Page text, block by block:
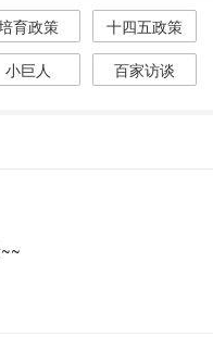
育政策
十四五政策
小巨人 百家访谈